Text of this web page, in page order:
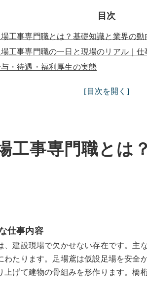
目次
工事専門職とは？基礎知識と業界の動
工事専門職の一日と現場のリアル｜
・待遇・福利厚生の実態
工事専門職とは
仕事内容
、建設現場で欠かせない存在です。主
わたります。足場鳶は仮設足場を安全
上げて建物の骨組みを形作ります。橋